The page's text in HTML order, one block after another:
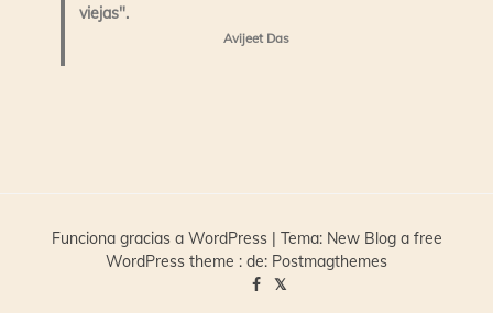
viejas".
Avijeet Das
Funciona gracias a WordPress | Tema: New Blog a free
WordPress theme : de: Postmagthemes